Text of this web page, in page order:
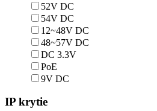
52V DC
54V DC
12~48V DC
48~57V DC
DC 3.3V
PoE
9V DC
IP krytie